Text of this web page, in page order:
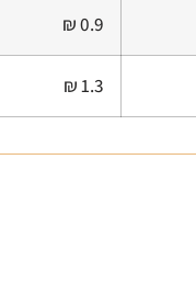
0.9 ₪
1.3 ₪